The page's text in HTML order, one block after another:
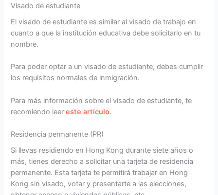
Visado de estudiante
El visado de estudiante es similar al visado de trabajo en
cuanto a que la institución educativa debe solicitarlo en tu
nombre.
Para poder optar a un visado de estudiante, debes cumplir
los requisitos normales de inmigración.
Para más información sobre el visado de estudiante, te
recomiendo leereste artículo.
Residencia permanente (PR)
Si llevas residiendo en Hong Kong durante siete años o
más, tienes derecho a solicitar una tarjeta de residencia
permanente. Esta tarjeta te permitirá trabajar en Hong
Kong sin visado, votar y presentarte a las elecciones,